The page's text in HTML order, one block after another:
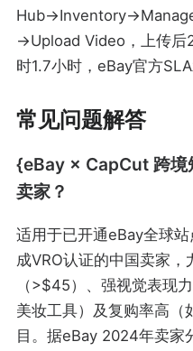
→Upload Video，上传后
时1.7小时，eBay官方SLA
常见问题解答
{eBay × CapCut 跨境
卖家？
适用于已开通eBay全球
成VRO认证的中国卖家，
（>$45）、强视觉表现
美妆工具）及复购率高（
目。据eBay 2024年卖家